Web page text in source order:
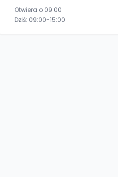
Otwiera o 09:00
Dziś: 09:00-15:00